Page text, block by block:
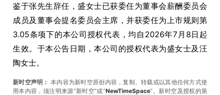
鉴于张先生辞任，盛女士已获委任为董事会薪酬委员会
成员及董事会提名委员会主席，并获委任为上市规则第
3.05条项下的本公司授权代表，均自2026年7月8日起
生效。于本公告日期，本公司的授权代表为盛女士及汪
陶女士。
新时空声明： 本内容为新时空原创内容，复制、转载或以其他任何方式使
用本内容，须注明来源“新时空”或“NewTimeSpace”。新时空及授权的第